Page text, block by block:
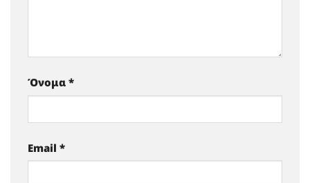
Όνομα *
Email *